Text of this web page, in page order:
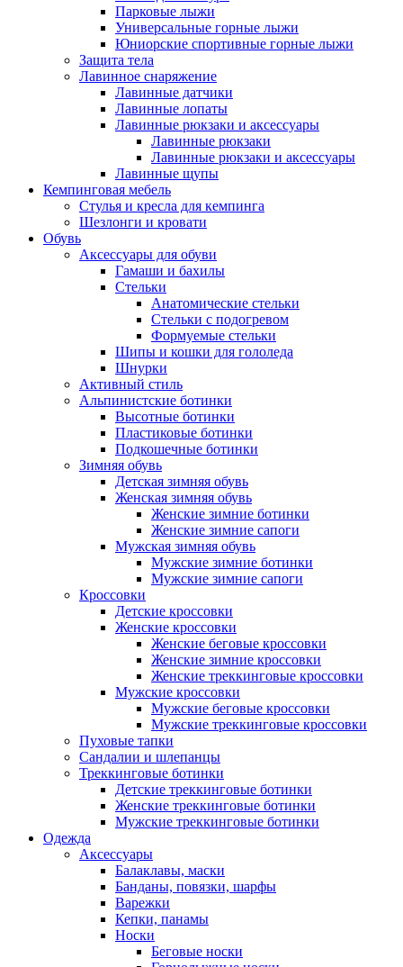
Парковые лыжи
Универсальные горные лыжи
Юниорские спортивные горные лыжи
Защита тела
Лавинное снаряжение
Лавинные датчики
Лавинные лопаты
Лавинные рюкзаки и аксессуары
Лавинные рюкзаки
Лавинные рюкзаки и аксессуары
Лавинные щупы
Кемпинговая мебель
Стулья и кресла для кемпинга
Шезлонги и кровати
Обувь
Аксессуары для обуви
Гамаши и бахилы
Стельки
Анатомические стельки
Стельки с подогревом
Формуемые стельки
Шипы и кошки для гололеда
Шнурки
Активный стиль
Альпинистские ботинки
Высотные ботинки
Пластиковые ботинки
Подкошечные ботинки
Зимняя обувь
Детская зимняя обувь
Женская зимняя обувь
Женские зимние ботинки
Женские зимние сапоги
Мужская зимняя обувь
Мужские зимние ботинки
Мужские зимние сапоги
Кроссовки
Детские кроссовки
Женские кроссовки
Женские беговые кроссовки
Женские зимние кроссовки
Женские треккинговые кроссовки
Мужские кроссовки
Мужские беговые кроссовки
Мужские треккинговые кроссовки
Пуховые тапки
Сандалии и шлепанцы
Треккинговые ботинки
Детские треккинговые ботинки
Женские треккинговые ботинки
Мужские треккинговые ботинки
Одежда
Аксессуары
Балаклавы, маски
Банданы, повязки, шарфы
Варежки
Кепки, панамы
Носки
Беговые носки